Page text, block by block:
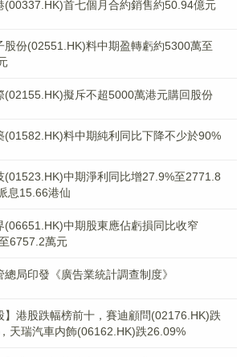
(00337.HK)首七個月合約銷售約50.94億元
股份(02551.HK)料中期盈轉虧約5300萬至
(02155.HK)擬斥不超5000萬港元購回股份
(01582.HK)料中期純利同比下降不少於90%
(01523.HK)中期淨利同比增27.9%至2771.8
息15.66港仙
(06651.HK)中期股東應佔虧損同比收窄
6757.2萬元
總局印發《廣告業統計調查制度》
】港股跌幅榜前十，賽迪顧問(02176.HK)跌
天瑞汽車内飾(06162.HK)跌26.09%